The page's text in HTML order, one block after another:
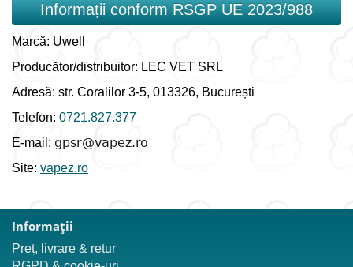
Informații conform RSGP UE 2023/988
Marcă: Uwell
Producător/distribuitor: LEC VET SRL
Adresă: str. Coralilor 3-5, 013326, București
Telefon: 0721.827.377
E-mail:
Site: vapez.ro
Informaţii
Preț, livrare & retur